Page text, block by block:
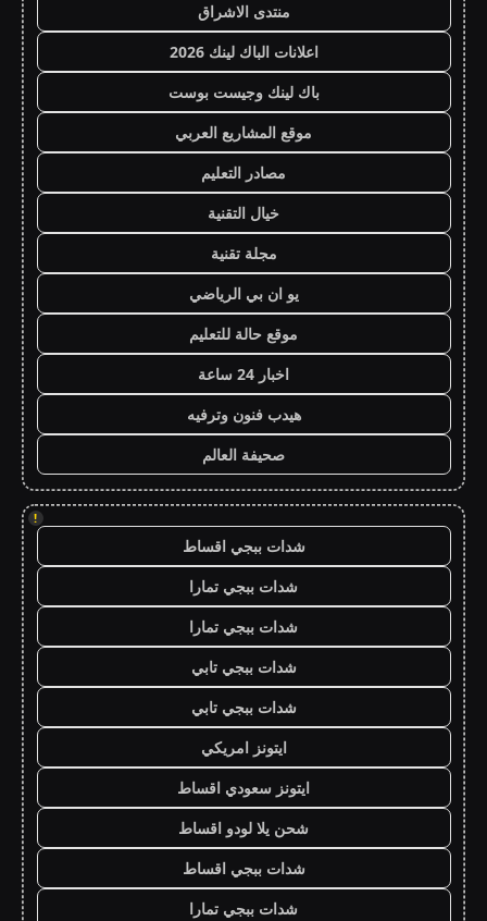
منتدى الاشراق
اعلانات الباك لينك 2026
باك لينك وجيست بوست
موقع المشاريع العربي
مصادر التعليم
خيال التقنية
مجلة تقنية
يو ان بي الرياضي
موقع حالة للتعليم
اخبار 24 ساعة
هيدب فنون وترفيه
صحيفة العالم
!
شدات ببجي اقساط
شدات ببجي تمارا
شدات ببجي تمارا
شدات ببجي تابي
شدات ببجي تابي
ايتونز امريكي
ايتونز سعودي اقساط
شحن يلا لودو اقساط
شدات ببجي اقساط
شدات ببجي تمارا